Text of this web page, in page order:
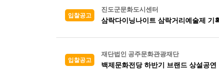
입찰공고
진도군문화도시센터
삼락다이닝나이트 삼락거리예술제 기
입찰공고
재단법인 공주문화관광재단
백제문화전당 하반기 브랜드 상설공